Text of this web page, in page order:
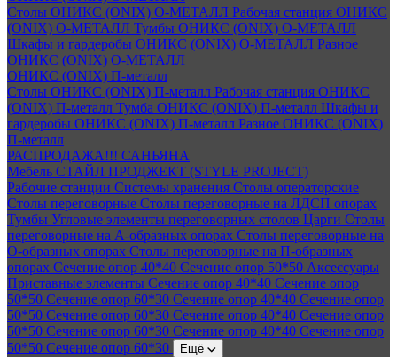
Столы ОНИКС (ONIX) O-МЕТАЛЛ Рабочая станция ОНИКС
(ONIX) O-МЕТАЛЛ Тумбы ОНИКС (ONIX) O-МЕТАЛЛ
Шкафы и гардеробы ОНИКС (ONIX) O-МЕТАЛЛ Разное
ОНИКС (ONIX) O-МЕТАЛЛ
ОНИКС (ONIX) П-металл
Столы ОНИКС (ONIX) П-металл Рабочая станция ОНИКС
(ONIX) П-металл Тумба ОНИКС (ONIX) П-металл Шкафы и
гардеробы ОНИКС (ONIX) П-металл Разное ОНИКС (ONIX)
П-металл
РАСПРОДАЖА!!! САНЬЯНА
Мебель СТАЙЛ ПРОДЖЕКТ (STYLE PROJECT)
Рабочие станции Системы хранения Столы операторские
Столы переговорные Столы переговорные на ЛДСП опорах
Тумбы Угловые элементы переговорных столов Царги Столы
переговорные на А-образных опорах Столы переговорные на
О-образных опорах Столы переговорные на П-образных
опорах Сечение опор 40*40 Сечение опор 50*50 Аксессуары
Приставные элементы Сечение опор 40*40 Сечение опор
50*50 Сечение опор 60*30 Сечение опор 40*40 Сечение опор
50*50 Сечение опор 60*30 Сечение опор 40*40 Сечение опор
50*50 Сечение опор 60*30 Сечение опор 40*40 Сечение опор
50*50 Сечение опор 60*30 Ещё